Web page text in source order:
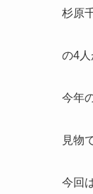
杉原
の4
今年
見物
今回